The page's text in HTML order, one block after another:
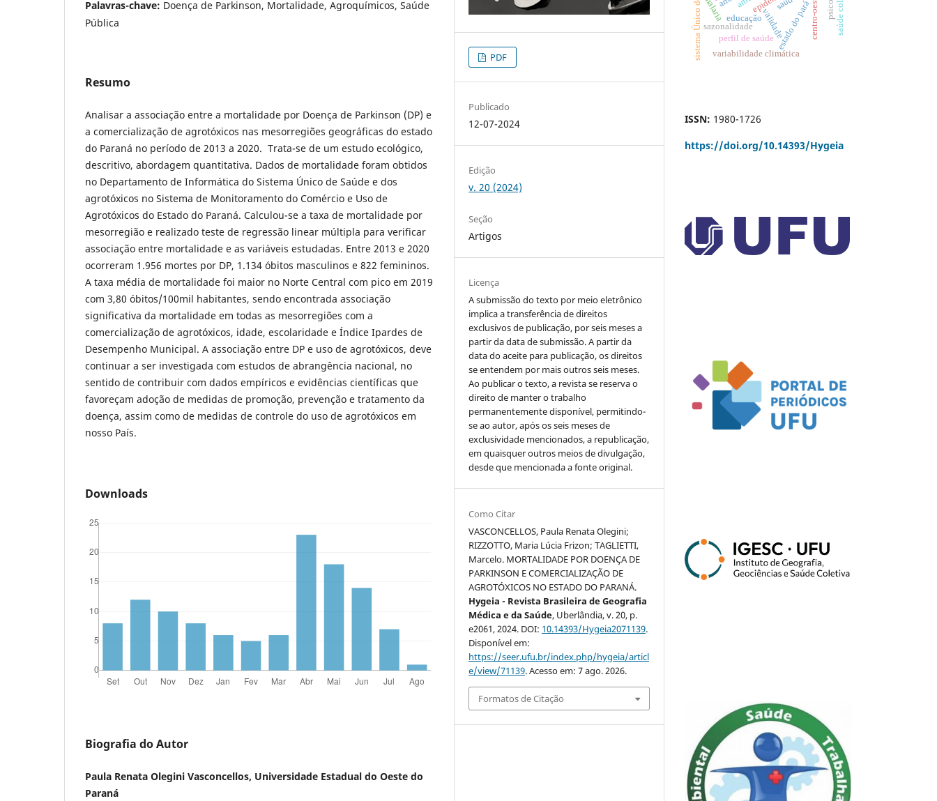
Palavras-chave: Doença de Parkinson, Mortalidade, Agroquímicos, Saúde
Pública
Resumo
Analisar a associação entre a mortalidade por Doença de Parkinson (DP) e
a comercialização de agrotóxicos nas mesorregiões geográficas do estado
do Paraná no período de 2013 a 2020. Trata-se de um estudo ecológico,
descritivo, abordagem quantitativa. Dados de mortalidade foram obtidos
no Departamento de Informática do Sistema Único de Saúde e dos
agrotóxicos no Sistema de Monitoramento do Comércio e Uso de
Agrotóxicos do Estado do Paraná. Calculou-se a taxa de mortalidade por
mesorregião e realizado teste de regressão linear múltipla para verificar
associação entre mortalidade e as variáveis estudadas. Entre 2013 e 2020
ocorreram 1.956 mortes por DP, 1.134 óbitos masculinos e 822 femininos.
A taxa média de mortalidade foi maior no Norte Central com pico em 2019
com 3,80 óbitos/100mil habitantes, sendo encontrada associação
significativa da mortalidade em todas as mesorregiões com a
comercialização de agrotóxicos, idade, escolaridade e Índice Ipardes de
Desempenho Municipal. A associação entre DP e uso de agrotóxicos, deve
continuar a ser investigada com estudos de abrangência nacional, no
sentido de contribuir com dados empíricos e evidências científicas que
favoreçam adoção de medidas de promoção, prevenção e tratamento da
doença, assim como de medidas de controle do uso de agrotóxicos em
nosso País.
Downloads
Biografia do Autor
Paula Renata Olegini Vasconcellos, Universidade Estadual do Oeste do
Paraná
PDF
Publicado
12-07-2024
Edição
v. 20 (2024)
Seção
Artigos
Licença
A submissão do texto por meio eletrônico
implica a transferência de direitos
exclusivos de publicação, por seis meses a
partir da data de submissão. A partir da
data do aceite para publicação, os direitos
se entendem por mais outros seis meses.
Ao publicar o texto, a revista se reserva o
direito de manter o trabalho
permanentemente disponível, permitindo-
se ao autor, após os seis meses de
exclusividade mencionados, a republicação,
em quaisquer outros meios de divulgação,
desde que mencionada a fonte original.
Como Citar
VASCONCELLOS, Paula Renata Olegini;
RIZZOTTO, Maria Lúcia Frizon; TAGLIETTI,
Marcelo. MORTALIDADE POR DOENÇA DE
PARKINSON E COMERCIALIZAÇÃO DE
AGROTÓXICOS NO ESTADO DO PARANÁ.
Hygeia - Revista Brasileira de Geografia
Médica e da Saúde, Uberlândia, v. 20, p.
e2061, 2024. DOI: 10.14393/Hygeia2071139.
Disponível em:
https://seer.ufu.br/index.php/hygeia/articl
e/view/71139. Acesso em: 7 ago. 2026.
Formatos de Citação
sazonalidade estado do pará
variabilidade climática
centro-oeste
validade
perfil de saúde
malaria educação
ISSN: 1980-1726
https://doi.org/10.14393/Hygeia